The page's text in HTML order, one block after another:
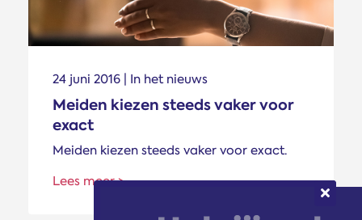
24 juni 2016 | In het nieuws
Meiden kiezen steeds vaker voor
exact
Meiden kiezen steeds vaker voor exact.
Lees meer >